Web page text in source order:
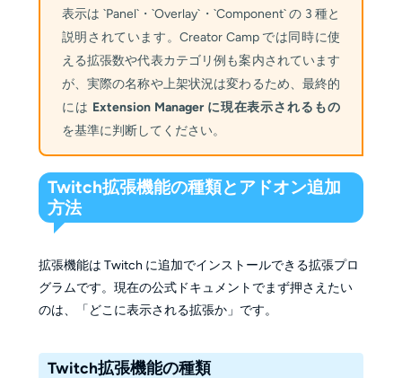
表示は `Panel`・`Overlay`・`Component` の 3 種と
説明されています。Creator Camp では同時に使
える拡張数や代表カテゴリ例も案内されています
が、実際の名称や上架状況は変わるため、最終的
には Extension Manager に現在表示されるもの
を基準に判断してください。
Twitch拡張機能の種類とアドオン追加
方法
拡張機能は Twitch に追加でインストールできる拡張プロ
グラムです。現在の公式ドキュメントでまず押さえたい
のは、「どこに表示される拡張か」です。
Twitch拡張機能の種類